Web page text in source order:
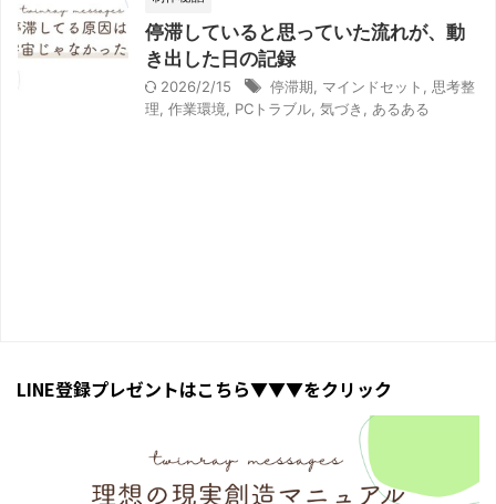
停滞していると思っていた流れが、動
き出した日の記録
2026/2/15 停滞期 マインドセット
思考整
理 作業環境 PCトラブル 気づき あるある
LINE登録プレゼントはこちら▼▼▼をクリック